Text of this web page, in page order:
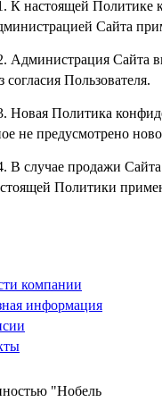
К настоящей Политике
Сайта
Администрация Сайта
согласия Пользователя.
Новая Политика
не предусмотрено
В случае продажи
Политики
компании
информация
"Нобель